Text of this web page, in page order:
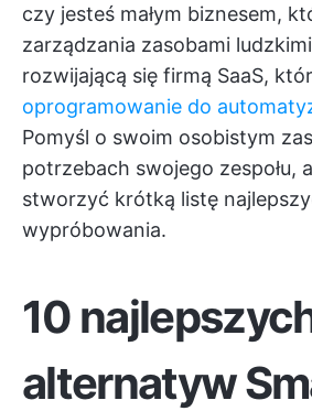
czy jesteś małym biznesem,
zarządzania zasobami
rozwijającą się firmą SaaS,
oprogramowanie do
Pomyśl o swoim osobistym
potrzebach swojego zespołu,
stworzyć krótką listę
wypróbowania.
10
alternatyw